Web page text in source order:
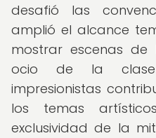
desafió las
amplió el alcance
mostrar escenas
ocio de la
impresionistas
los temas
exclusividad de la